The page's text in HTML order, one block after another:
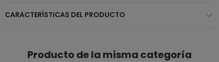
CARACTERÍSTICAS DEL PRODUCTO
Producto de la misma categoría